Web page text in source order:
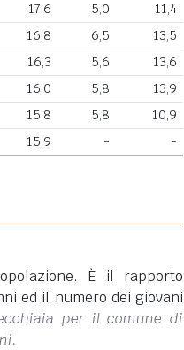
17,6 5,0
11,4
16,8 6,5
13,5
16,3 5,6
13,6
16,0 5,8
13,9
15,8 5,8
10,9
15,9 - -
È il rapporto
ed il numero dei giovani
per il comune di